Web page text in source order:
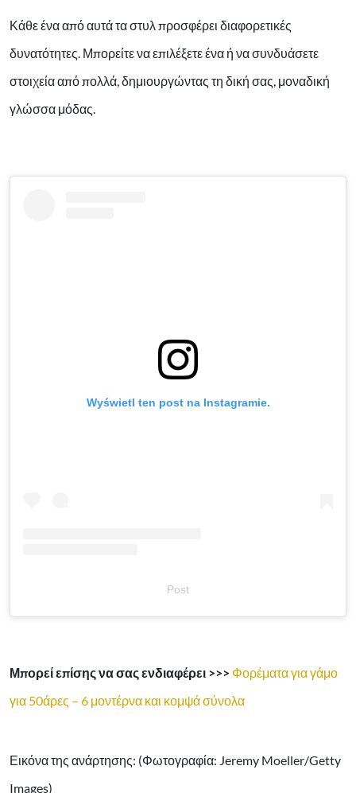
Κάθε ένα από αυτά τα στυλ προσφέρει διαφορετικές
δυνατότητες. Μπορείτε να επιλέξετε ένα ή να συνδυάσετε
στοιχεία από πολλά, δημιουργώντας τη δική σας, μοναδική
γλώσσα μόδας.
Wyświetl ten post na Instagramie.
Post
Μπορεί επίσης να σας ενδιαφέρει >>> Φορέματα για γάμο
για 50άρες – 6 μοντέρνα και κομψά σύνολα
Εικόνα της ανάρτησης: (Φωτογραφία: Jeremy Moeller/Getty
Images)